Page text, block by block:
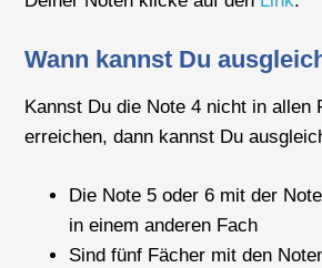
Wann kannst Du
Kannst Du die Note 4 nicht in allen
erreichen, dann kannst Du
Die Note 5 oder 6 mit der
in einem anderen Fach
Sind fünf Fächer mit den